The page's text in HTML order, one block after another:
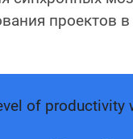
проектов
of productivity